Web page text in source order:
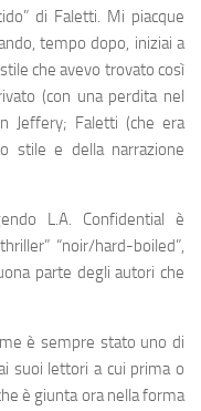
di Faletti. Mi piacque
tempo dopo, iniziai a
che avevo trovato così
(con una perdita nel
Jeffery; Faletti (che era
stile e della narrazione
L.A. Confidential è
“noir/hard-boiled”,
parte degli autori che
è sempre stato uno di
suoi lettori a cui prima o
è giunta ora nella forma